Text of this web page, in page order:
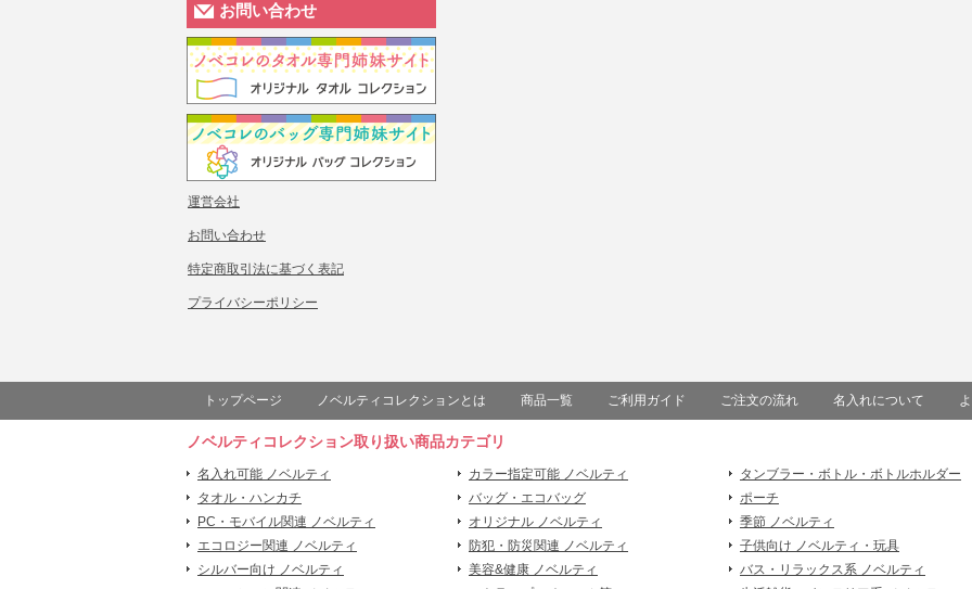
お問い合わせ
運営会社
お問い合わせ
特定商取引法に基づく表記
プライバシーポリシー
トップページ ノベルティコレクションとは 商品一覧 ご利用ガイド ご注文の流れ 名入れについて
ノベルティコレクション取り扱い商品カテゴリ
名入れ可能 ノベルティ カラー指定可能 ノベルティ タンブラー・ボトル・ボトルホルダー
タオル・ハンカチ
バッグ・エコバッグ ポーチ
PC・モバイル関連 ノベルティ
オリジナル ノベルティ 季節 ノベルティ
エコロジー関連 ノベルティ
防犯・防災関連 ノベルティ 子供向け ノベルティ・玩具
シルバー向け ノベルティ
美容&健康 ノベルティ バス・リラックス系 ノベルティ